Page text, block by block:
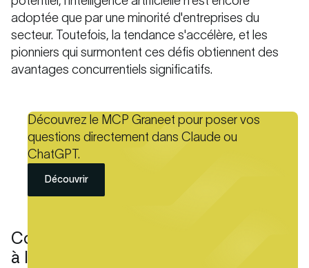
adoptée que par une minorité d'entreprises du
secteur. Toutefois, la tendance s'accélère, et les
pionniers qui surmontent ces défis obtiennent des
avantages concurrentiels significatifs.
Découvrez le MCP Graneet pour poser vos
questions directement dans Claude ou
ChatGPT.
Découvrir
Concevoir plus intelligemment grâce
à l’IA